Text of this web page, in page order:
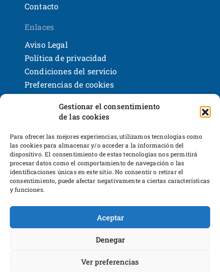
Gestionar el consentimiento
de las cookies
Para ofrecer las mejores experiencias, utilizamos tecnologías como
las cookies para almacenar y/o acceder a la información del
dispositivo. El consentimiento de estas tecnologías nos permitirá
procesar datos como el comportamiento de navegación o las
identificaciones únicas en este sitio. No consentir o retirar el
consentimiento, puede afectar negativamente a ciertas características
y funciones.
Aceptar
Denegar
Ver preferencias
Contacto
Enlaces
Aviso Legal
Política de privacidad
Condiciones del servicio
Preferencias de cookies
Políticas de devoluciones y reembolsos
Bases legales y sorteos
Desarrollo web
del Libro y Fomento a la Lectura,